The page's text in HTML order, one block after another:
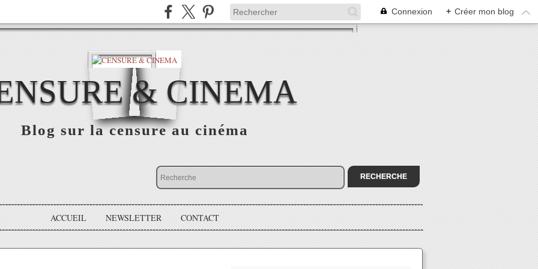
Connexion + Créer mon blog
& CINEMA
Blog sur la censure au cinéma
ACCUEIL NEWSLETTER CONTACT